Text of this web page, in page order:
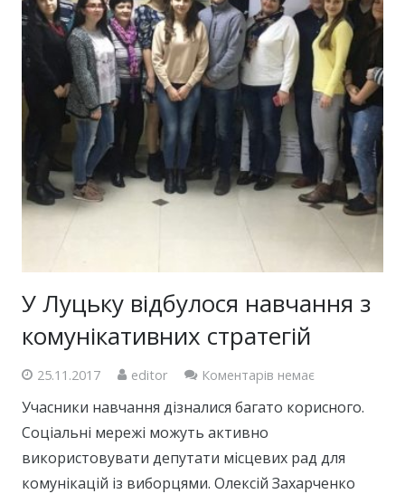
У Луцьку відбулося навчання з
комунікативних стратегій
25.11.2017 editor Коментарів немає
Учасники навчання дізналися багато корисного.
Соціальні мережі можуть активно
використовувати депутати місцевих рад для
комунікацій із виборцями. Олексій Захарченко